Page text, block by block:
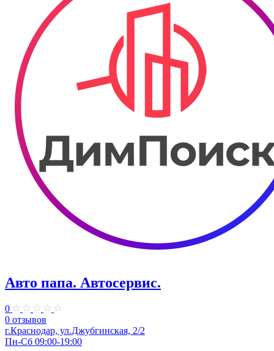
Авто папа. ​Автосервис.
0
0 отзывов
г.Краснодар, ул.Джубгинская, 2/2
Пн-Сб 09:00-19:00